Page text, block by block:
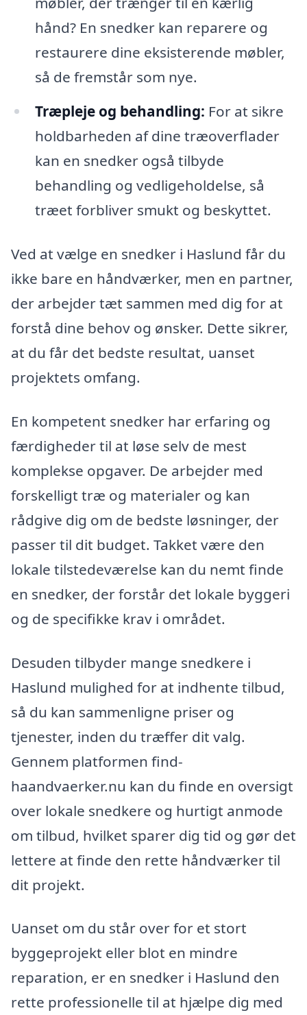
hånd? En snedker kan reparere og
restaurere dine eksisterende møbler,
så de fremstår som nye.
Træpleje og behandling: For at sikre
holdbarheden af dine træoverflader
kan en snedker også tilbyde
behandling og vedligeholdelse, så
træet forbliver smukt og beskyttet.
Ved at vælge en snedker i Haslund får du
ikke bare en håndværker, men en partner,
der arbejder tæt sammen med dig for at
forstå dine behov og ønsker. Dette sikrer,
at du får det bedste resultat, uanset
projektets omfang.
En kompetent snedker har erfaring og
færdigheder til at løse selv de mest
komplekse opgaver. De arbejder med
forskelligt træ og materialer og kan
rådgive dig om de bedste løsninger, der
passer til dit budget. Takket være den
lokale tilstedeværelse kan du nemt finde
en snedker, der forstår det lokale byggeri
og de specifikke krav i området.
Desuden tilbyder mange snedkere i
Haslund mulighed for at indhente tilbud,
så du kan sammenligne priser og
tjenester, inden du træffer dit valg.
Gennem platformen find-
haandvaerker.nu kan du finde en oversigt
over lokale snedkere og hurtigt anmode
om tilbud, hvilket sparer dig tid og gør det
lettere at finde den rette håndværker til
dit projekt.
Uanset om du står over for et stort
byggeprojekt eller blot en mindre
reparation, er en snedker i Haslund den
rette professionelle til at hjælpe dig med